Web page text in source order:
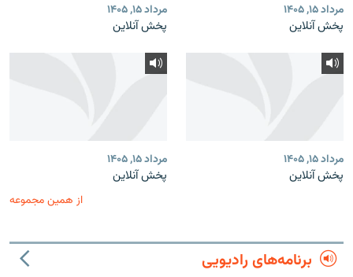
مرداد ۱۵, ۱۴۰۵
پخش آنلاین
مرداد ۱۵, ۱۴۰۵
پخش آنلاین
مرداد ۱۵, ۱۴۰۵
پخش آنلاین
مرداد ۱۵, ۱۴۰۵
پخش آنلاین
از همین مجموعه
برنامه‌های رادیویی